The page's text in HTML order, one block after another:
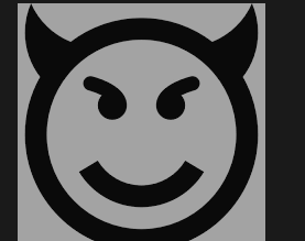
navigatie